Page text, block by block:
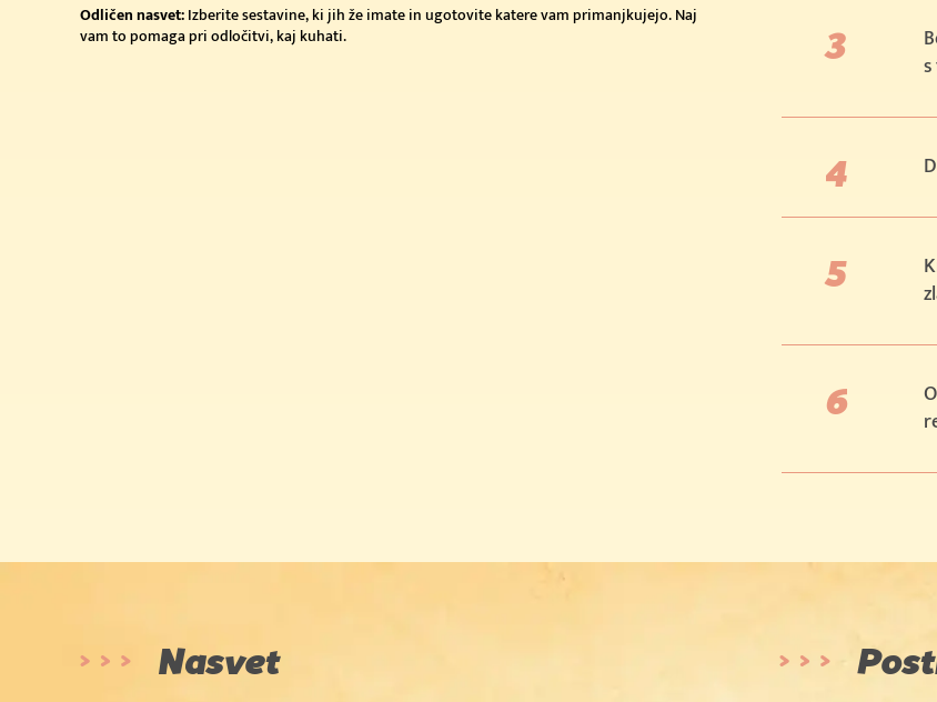
Odličen nasvet:Izberite sestavine, ki jih že imate in ugotovite katere vam primanjkujejo. Naj
vam to pomaga pri odločitvi, kaj kuhati.
Nasvet